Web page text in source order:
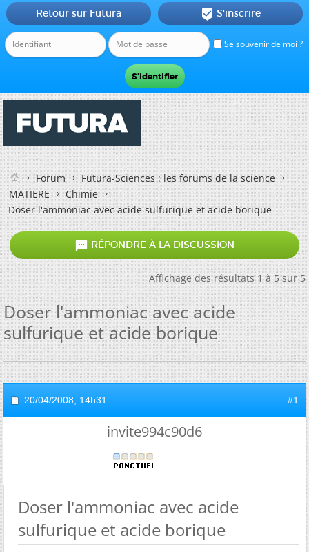
Se souvenir de moi ?
Retour sur Futura  S'inscrire
Forum
Futura-Sciences : les forums de la science
MATIERE
Chimie
Doser l'ammoniac avec acide sulfurique et acide borique
 RÉPONDRE À LA DISCUSSION
Affichage des résultats 1 à 5 sur 5
Doser l'ammoniac avec acide
sulfurique et acide borique
20/04/2008, 14h31 #1
invite994c90d6
Doser l'ammoniac avec acide
sulfurique et acide borique